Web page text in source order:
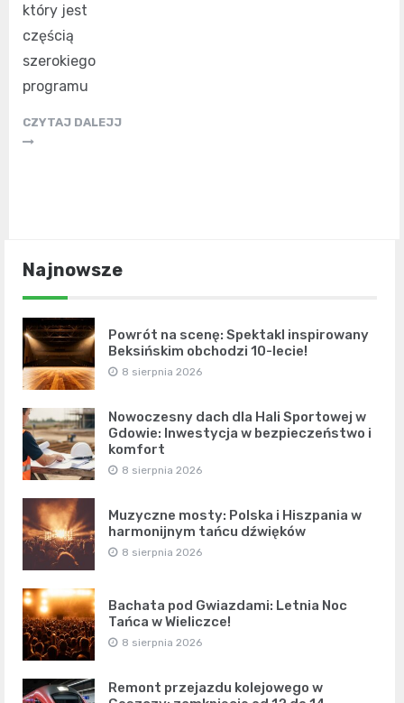
który jest
częścią
szerokiego
programu
CZYTAJ DALEJJ
Najnowsze
Powrót na scenę: Spektakl inspirowany
Beksińskim obchodzi 10-lecie!
8 sierpnia 2026
Nowoczesny dach dla Hali Sportowej w
Gdowie: Inwestycja w bezpieczeństwo i
komfort
8 sierpnia 2026
Muzyczne mosty: Polska i Hiszpania w
harmonijnym tańcu dźwięków
8 sierpnia 2026
Bachata pod Gwiazdami: Letnia Noc
Tańca w Wieliczce!
8 sierpnia 2026
Remont przejazdu kolejowego w